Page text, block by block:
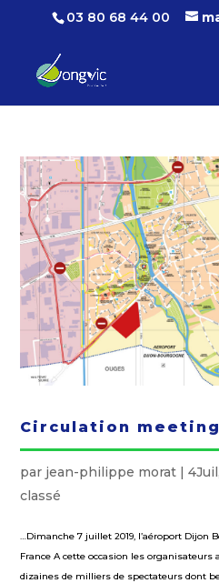
03 80 68 44 00
Circulation
par jean-philippe morat |
classé
…Dimanche 7 juillet 2019, l’aéroport Dijon
France A cette occasion les
dizaines de milliers de spectateurs dont